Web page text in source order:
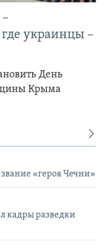
украинцы –
День
Крыма
«героя Чечни»
кадры разведки